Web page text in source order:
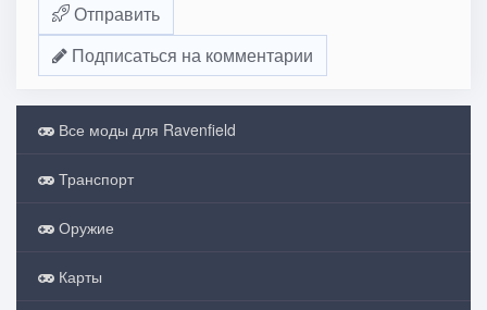
Отправить
Подписаться на комментарии
Все моды для Ravenfield
Транспорт
Оружие
Карты